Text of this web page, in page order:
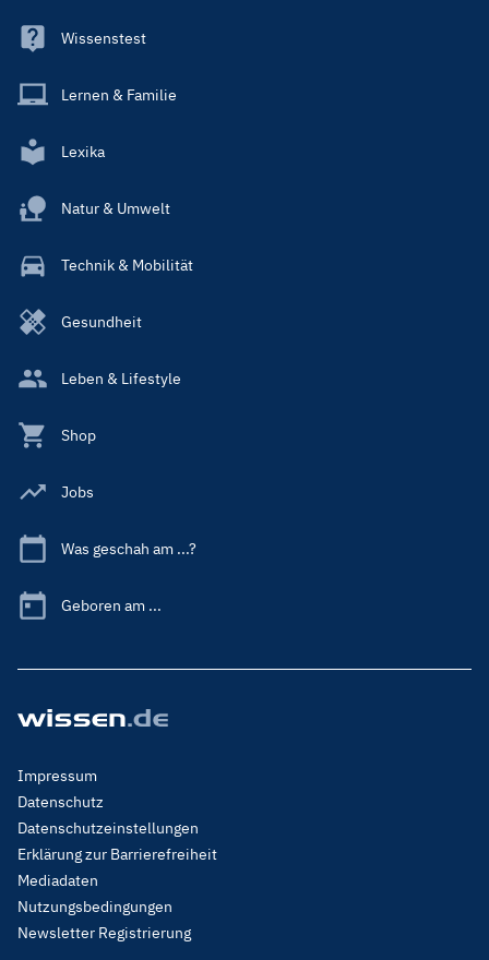
Wissenstest
Lernen & Familie
Lexika
Natur & Umwelt
Technik & Mobilität
Gesundheit
Leben & Lifestyle
Shop
Jobs
Was geschah am ...?
Geboren am ...
Footer
Menu
Legal
Impressum
Datenschutz
Datenschutzeinstellungen
Erklärung zur Barrierefreiheit
Mediadaten
Nutzungsbedingungen
Newsletter Registrierung